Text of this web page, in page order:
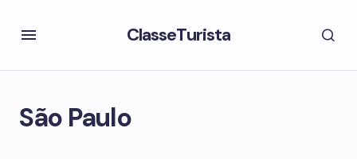
ClasseTurista
São Paulo